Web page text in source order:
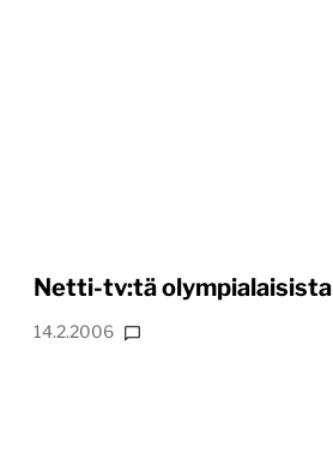
Netti-tv:tä olympialaisista
14.2.2006